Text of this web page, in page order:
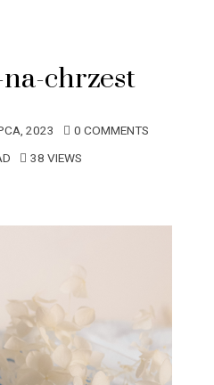
chrzest
2023
0 COMMENTS
38 VIEWS